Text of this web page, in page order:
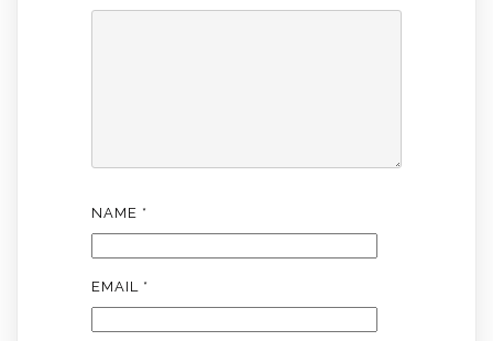
NAME *
EMAIL *